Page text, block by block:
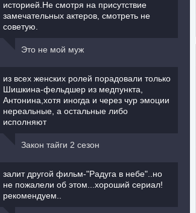
историей.Не смотря на присутствие
замечательных актеров, смотреть не
советую.
Это не мой муж
из всех женских ролей порадовали только
Шишкина-фельдшер из медпункта,
Антонина,хотя иногда и через чур эмоции
нереальные, а остальные либо
исполняют
Закон тайги 2 сезон
залит другой фильм-"Радуга в небе"..но
не пожалели об этом...хороший сериал!
рекомендуем..